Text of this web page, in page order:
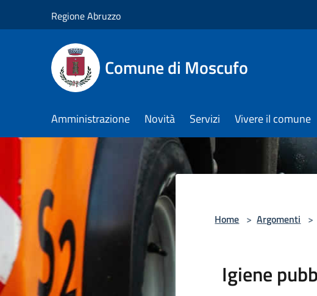
Regione Abruzzo
Comune di Moscufo
Amministrazione Novità Servizi Vivere il comune
Home > Argomenti >
Igiene